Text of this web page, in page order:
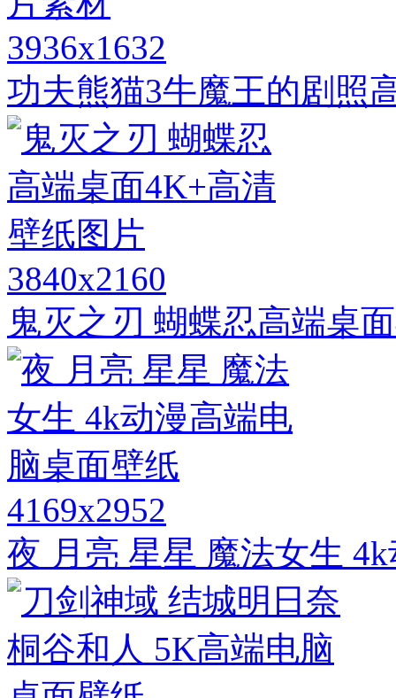
3936x1632
功夫熊猫3牛魔王的剧照
3840x2160
鬼灭之刃 蝴蝶忍高端桌
4169x2952
夜 月亮 星星 魔法女生